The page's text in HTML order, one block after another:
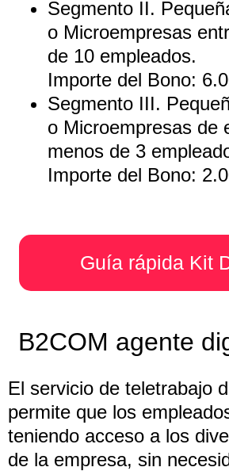
Segmento II.
o Microempresas
de 10 empleados.
Importe del Bono:
Segmento III.
o Microempresas de
menos de 3
Importe del Bono:
Guía rápida Kit
B2COM agente
El servicio de teletrabajo
permite que los
teniendo acceso a los
de la empresa, sin